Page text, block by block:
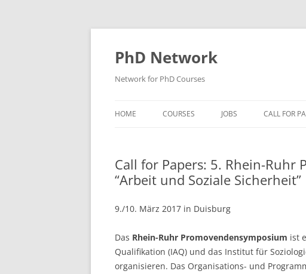
Skip
content
PhD Network
Network for PhD Courses
HOME COURSES
GESIS
GIGA HAMBURG
HSU HAMBURG
HWWI
IAB
JOBS CALL FOR
Call for Papers: 5. Rhein-Ruhr
“Arbeit und Soziale Sicherheit”
9./10. März 2017 in Duisburg
Das Rhein-Ruhr Promovendensymposium ist
Qualifikation (IAQ) und das Institut für
organisieren. Das Organisations- und